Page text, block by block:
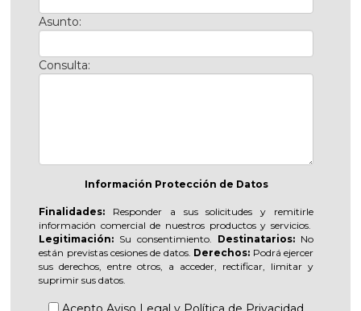
Asunto:
Consulta:
Información Protección de Datos
Finalidades: Responder a sus solicitudes y remitirle
información comercial de nuestros productos y servicios.
Legitimación: Su consentimiento. Destinatarios:No
están previstas cesiones de datos. Derechos: Podrá ejercer
sus derechos, entre otros, a acceder, rectificar, limitar y
suprimir sus datos.